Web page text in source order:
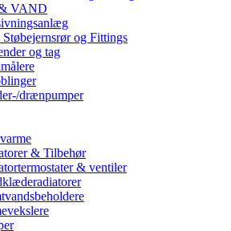
VAND
og Fittings
og tag
drænpumper
& Tilbehør
& ventiler